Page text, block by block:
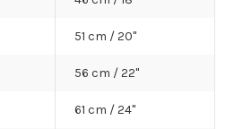
51 cm / 20"
56 cm / 22"
61 cm / 24"